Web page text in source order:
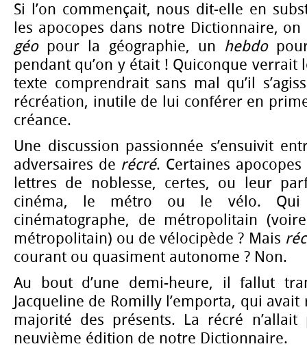
Si l’on commençait, nous dit-elle en
les apocopes dans notre Dictionnaire, on
géopour la géographie, un hebdo
pendant qu’on y était ! Quiconque
texte comprendrait sans mal qu’il
récréation, inutile de lui conférer en
créance.
Une discussion passionnée s’ensuivit
adversaires de récré. Certaines
lettres de noblesse, certes, ou leur
cinéma, le métro ou le vélo. Qui
cinématographe, de métropolitain
métropolitain) ou de vélocipède ? Mais
courant ou quasiment autonome ? Non.
Au bout d’une demi-heure, il fallut
Jacqueline de Romilly l’emporta, qui
majorité des présents. La récré
neuvième édition de notre Dictionnaire.